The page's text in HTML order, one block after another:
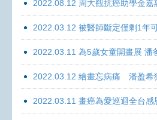
2022.08.12 周大觀抗癌助學金
2022.03.12 被醫師斷定僅剩1年
2022.03.11 為5歲女童開畫展 潘
2022.03.12 繪畫忘病痛 潘盈希
2022.03.11 畫癌為愛巡迴全台